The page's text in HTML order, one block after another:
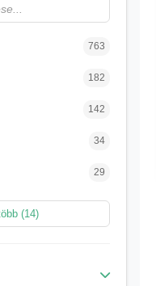
763
182
142
34
29
26
több (14)